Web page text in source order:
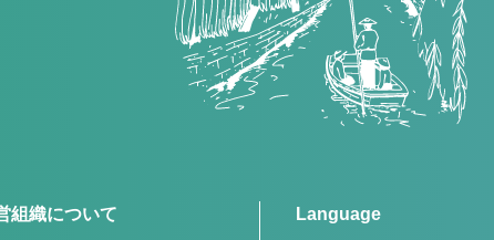
組織について Language